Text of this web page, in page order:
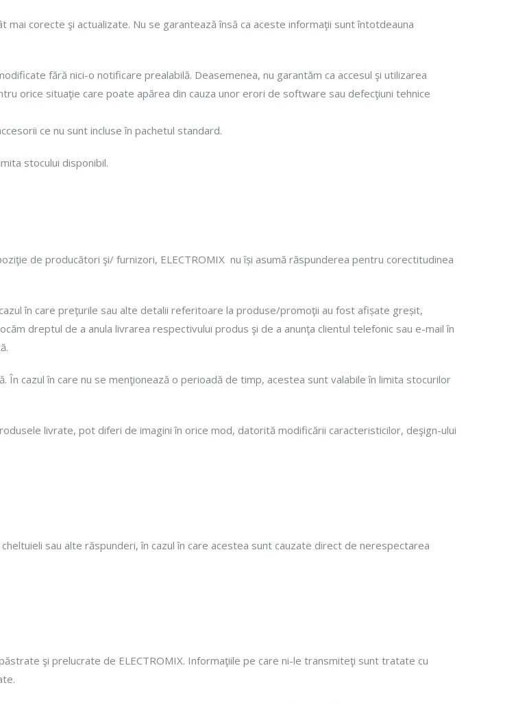
corecte şi actualizate. Nu se garantează însă ca aceste informaţii sunt întotdeauna
fără nici-o notificare prealabilă. Deasemenea, nu garantăm ca accesul şi utilizarea
orice situaţie care poate apărea din cauza unor erori de software sau defecţiuni tehnice
ce nu sunt incluse în pachetul standard.
stocului disponibil.
de producători şi/ furnizori, ELECTROMIX nu își asumă răspunderea pentru corectitudinea
în care preţurile sau alte detalii referitoare la produse/promoţii au fost afișate greșit,
dreptul de a anula livrarea respectivului produs şi de a anunţa clientul telefonic sau e-mail în
cazul în care nu se menţionează o perioadă de timp, acestea sunt valabile în limita stocurilor
livrate, pot diferi de imagini în orice mod, datorită modificării caracteristicilor, deşign-ului
sau alte răspunderi, în cazul în care acestea sunt cauzate direct de nerespectarea
şi prelucrate de ELECTROMIX. Informaţiile pe care ni-le transmiteţi sunt tratate cu